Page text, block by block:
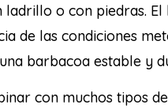
ladrillo o con piedras.
de las condiciones
barbacoa estable y
con muchos tipos